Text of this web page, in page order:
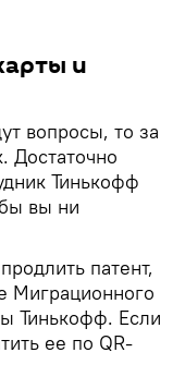
и
вопросы, то за
Достаточно
Тинькофф
вы ни
патент,
Миграционного
Тинькофф. Если
ее по QR-